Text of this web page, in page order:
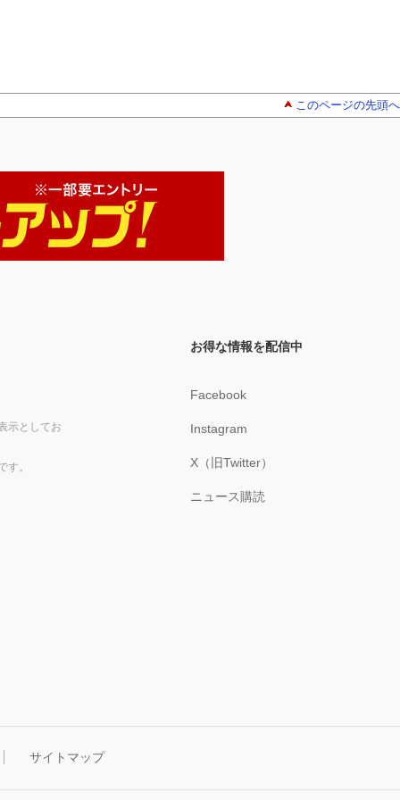
このページの先頭へ
示としてお
す。
お得な情報を配信中
Facebook
Instagram
X（旧Twitter）
ニュース購読
サイトマップ